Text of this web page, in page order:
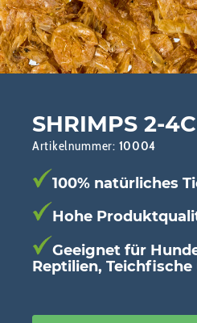
SHRIMPS 2-
Artikelnummer: 10004
100% natürliches
Hohe
Geeignet für
Reptilien, Teichfische